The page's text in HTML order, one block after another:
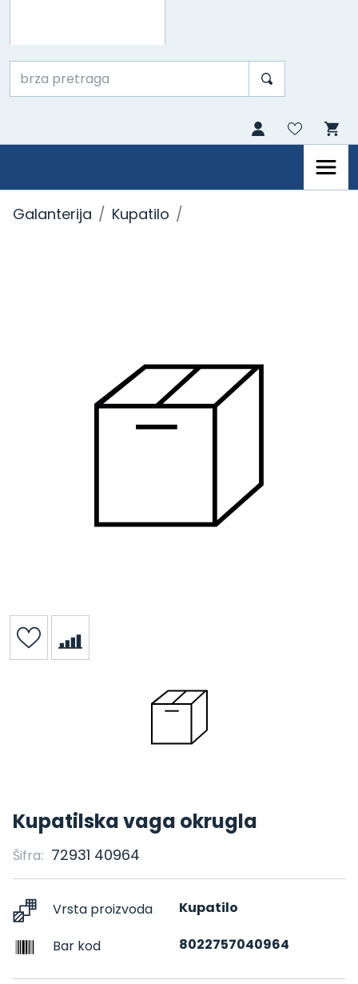
Galanterija Kupatilo
Kupatilska vaga okrugla
Šifra: 72931 40964
Vrsta proizvoda Kupatilo
Bar kod 8022757040964